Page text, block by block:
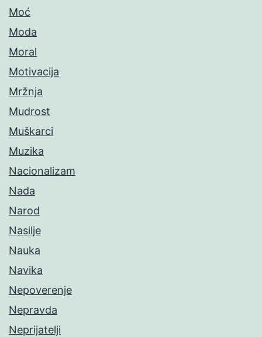
Moć
Moda
Moral
Motivacija
Mržnja
Mudrost
Muškarci
Muzika
Nacionalizam
Nada
Narod
Nasilje
Nauka
Navika
Nepoverenje
Nepravda
Neprijatelji